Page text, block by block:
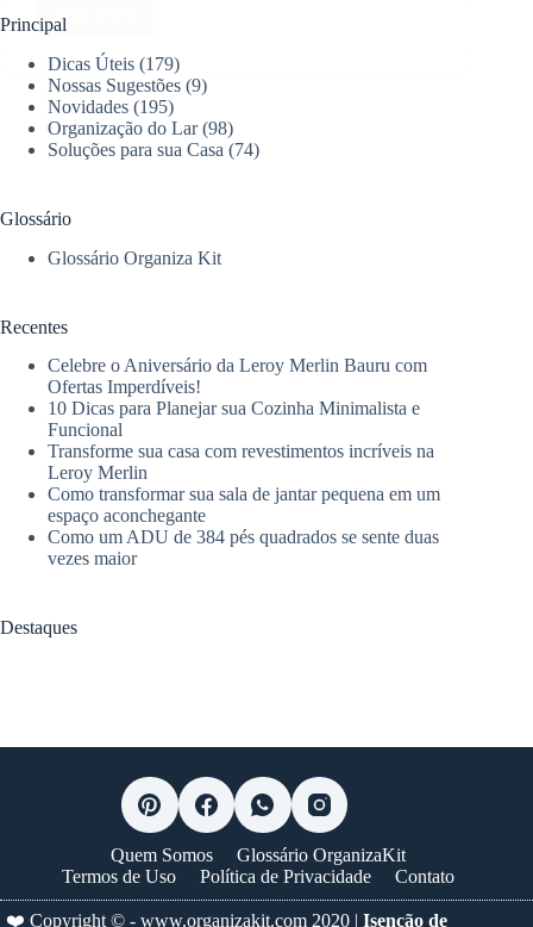
Leia mais
saúde
mental:
como
a
cidade
estar
Principal
Dicas Úteis (179)
Nossas Sugestões (9)
Novidades (195)
Organização do Lar(98)
Soluções para sua Casa (74)
Glossário
Glossário Organiza Kit
Recentes
Celebre o Aniversário da Leroy Merlin Bauru com
Ofertas Imperdíveis!
10 Dicas para Planejar sua Cozinha Minimalista e
Funcional
Transforme sua casa com revestimentos incríveis na
Leroy Merlin
Como transformar sua sala de jantar pequena em um
espaço aconchegante
Como um ADU de 384 pés quadrados se sente duas
vezes maior
Destaques
Quem Somos
Glossário OrganizaKit
Termos de Uso
Política de Privacidade Contato
❤️ Copyright © - www.organizakit.com 2020 | Isenção de